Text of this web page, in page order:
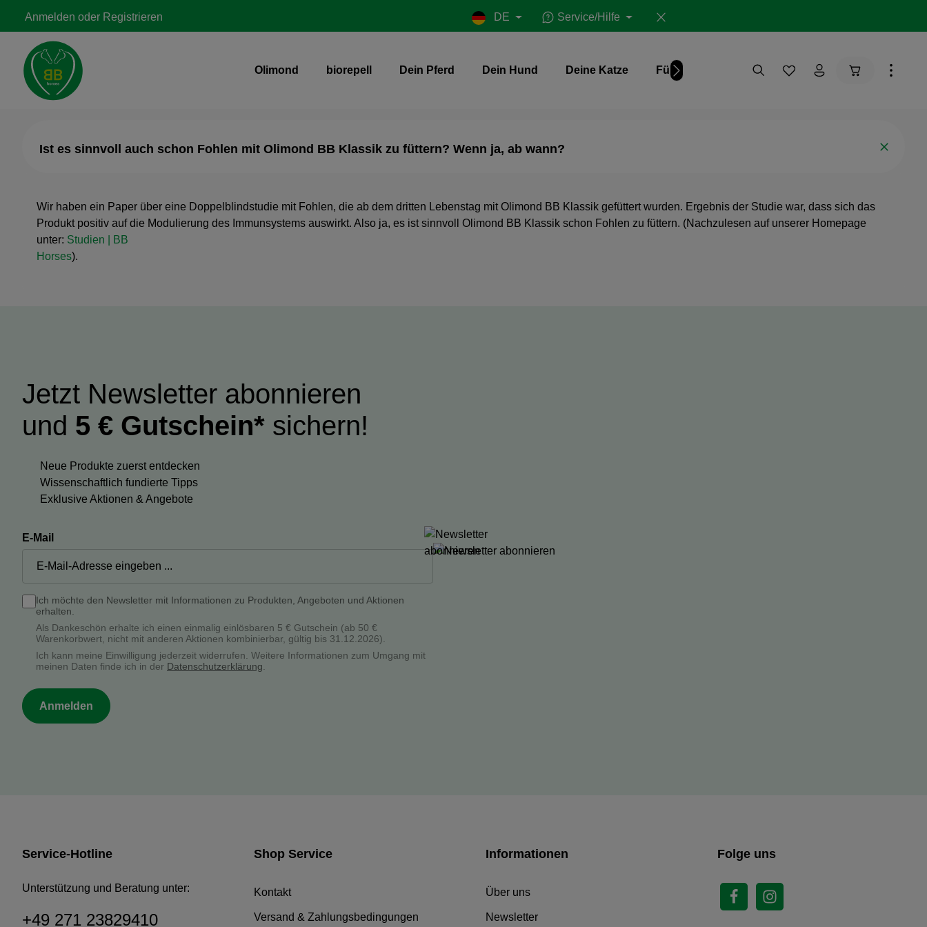
Hauptnavigation springen
Anmelden oder Registrieren DE Service/Hilfe
Olimond biorepell Dein Pferd Dein Hund Deine Katze Für Dich Studien
Warenkorb
Ist es sinnvoll auch schon Fohlen mit Olimond BB Klassik zu füttern? Wenn ja, ab wann?
Wir haben ein Paper über eine Doppelblindstudie mit Fohlen, die ab dem dritten Lebenstag mit Olimond BB Klassik gefüttert wurden. Ergebnis der Studie war, dass sich das
Produkt positiv auf die Modulierung des Immunsystems auswirkt. Also ja, es ist sinnvoll Olimond BB Klassik schon Fohlen zu füttern. (Nachzulesen auf unserer Homepage
unter: Studien | BB
Horses).
Jetzt Newsletter abonnieren
und 5 € Gutschein* sichern!
Neue Produkte zuerst entdecken
Wissenschaftlich fundierte Tipps
Exklusive Aktionen & Angebote
E-Mail
Ich möchte den Newsletter mit Informationen zu Produkten, Angeboten und Aktionen
erhalten.
Als Dankeschön erhalte ich einen einmalig einlösbaren 5 € Gutschein (ab 50 €
Warenkorbwert, nicht mit anderen Aktionen kombinierbar, gültig bis 31.12.2026).
Ich kann meine Einwilligung jederzeit widerrufen. Weitere Informationen zum Umgang mit
meinen Daten finde ich in der Datenschutzerklärung.
Anmelden
Service-Hotline
Unterstützung und Beratung unter:
+49 271 23829410
Shop Service
Kontakt
Versand & Zahlungsbedingungen
Informationen
Über uns
Newsletter
Folge uns